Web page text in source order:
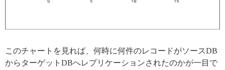
このチャートを見れば、何時に何件のレコードがソースDB
からターゲットDBへレプリケーションされたのかが一目で